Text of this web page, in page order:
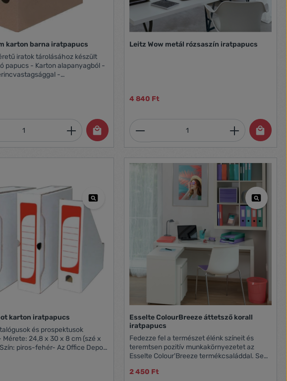
mennyiséget, vagy használja a gombokat a
karton barna iratpapucs
iratok tárolásához készült
papucs - Karton alapanyagból -
-
Adja meg a kívánt mennyiséget, vagy
Leitz Wow metál rózsaszín iratpapucs
4 840 Ft
Termékmennyiség: Adja
karton iratpapucs
és prospektusok
24,8 x 30 x 8 cm (szé x
piros-fehér- Az Office Depot
Esselte ColourBreeze áttetsző korall
iratpapucs
Fedezze fel a természet élénk színeit és
teremtsen pozitív munkakörnyezetet az
Esselte Colour'Breeze termékcsaláddal. Segít
fenntartásában a munka vagy tanulás során.
2 450 Ft